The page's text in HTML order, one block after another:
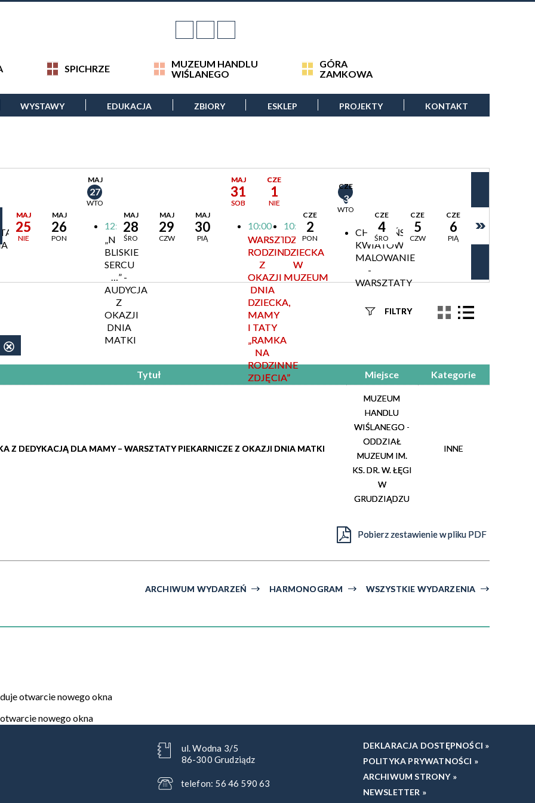
SPICHRZE
MUZEUM HANDLU
WIŚLANEGO
GÓRA
ZAMKOWA
WYSTAWY EDUKACJA ZBIORY ESKLEP PROJEKTY KONTAKT
MAJ
25
NIE
MAJ
26
PON
MAJ
27
WTO
12:00
„NUTY
BLISKIE
SERCU
…” -
AUDYCJA
Z
OKAZJI
DNIA
MATKI
MAJ
28
ŚRO
MAJ
29
CZW
MAJ
30
PIĄ
MAJ
31
SOB
10:00
WARSZTATY
RODZINNE
Z
OKAZJI
DNIA
DZIECKA,
MAMY
I TATY
„RAMKA
NA
RODZINNE
ZDJĘCIA”
CZE
1
NIE
10:00
DZIEŃ
DZIECKA
W
MUZEUM
CZE
2
PON
CZE
3
WTO
CHEŁMIŃSKICH
KWIATÓW
MALOWANIE
-
WARSZTATY
CZE
4
ŚRO
CZE
5
CZW
CZE
6
PIĄ
FILTRY
Kategoria
zakresie
Miejsce
Organizator
ten
Tytuł Miejsce Kategorie
Z DEDYKACJĄ DLA MAMY – WARSZTATY PIEKARNICZE Z OKAZJI DNIA MATKI
MUZEUM
HANDLU
WIŚLANEGO -
ODDZIAŁ
MUZEUM IM.
KS. DR. W. ŁĘGI
W
GRUDZIĄDZU
INNE
Pobierz zestawienie w pliku PDF
WSZYSTKIE WYDARZENIA
HARMONOGRAM
ARCHIWUM WYDARZEŃ
ul. Wodna 3/5
86-300 Grudziądz
telefon: 56 46 590 63
DEKLARACJA DOSTĘPNOŚCI »
POLITYKA PRYWATNOŚCI »
ARCHIWUM STRONY »
NEWSLETTER »